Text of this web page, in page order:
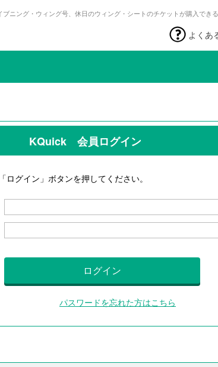
ング・ウィング号、休日のウィング・シートのチケットが購入でき
よくあ
KQuick 会員ログイン
グイン」ボタンを押してください。
ログイン
パスワードを忘れた方はこちら